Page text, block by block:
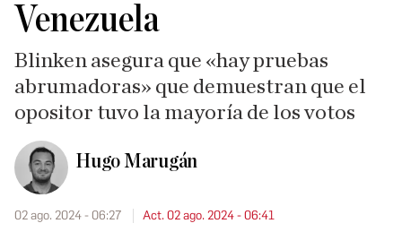
Venezuela
Blinken asegura que «hay pruebas
abrumadoras» que demuestran que el
opositor tuvo la mayoría de los votos
Hugo Marugán
02 ago. 2024 - 06:27 Act. 02 ago. 2024 - 06:41